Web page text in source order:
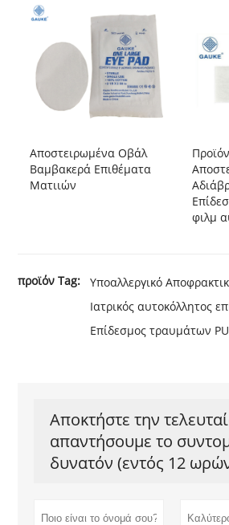
Αποστειρωμένα Οβάλ
Βαμβακερά Επιθέματα
Ματιιών
φιλμ
προϊόν Tag:
Υποαλλεργικό
Ιατρικός αυτοκόλλητος
Επίδεσμος τραυμάτων PU
Αποκτήστε την
απαντήσουμε το
δυνατόν (εντός 12